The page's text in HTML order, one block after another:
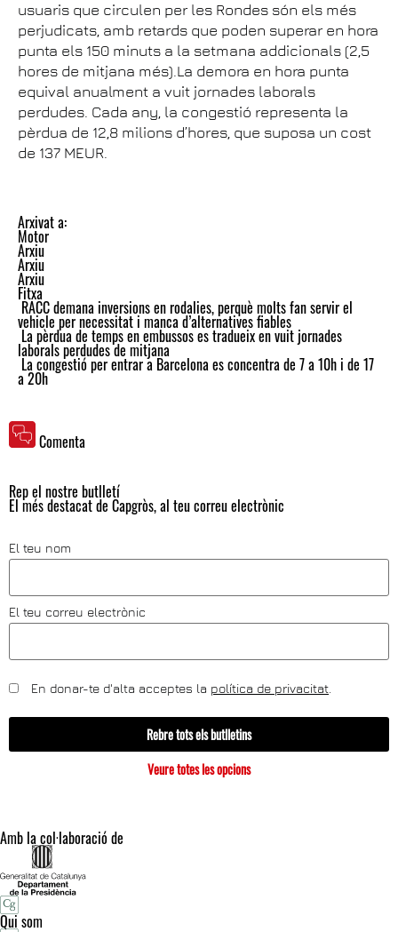
Fitxa
RACC demana inversions en rodalies, perquè molts fan servir el
vehicle per necessitat i manca d’alternatives fiables
La pèrdua de temps en embussos es tradueix en vuit jornades
laborals perdudes de mitjana
La congestió per entrar a Barcelona es concentra de 7 a 10h i de 17
a 20h
usuaris que circulen per les Rondes són els més
perjudicats, amb retards que poden superar en hora
punta els 150 minuts a la setmana addicionals (2,5
hores de mitjana més).La demora en hora punta
equival anualment a vuit jornades laborals
perdudes. Cada any, la congestió representa la
pèrdua de 12,8 milions d’hores, que suposa un cost
de 137 MEUR.
Arxivat a:
Motor
Arxiu
Arxiu
Arxiu
Comenta
Rep el nostre butlletí
El més destacat de Capgròs, al teu correu electrònic
El teu nom
El teu correu electrònic
En donar-te d'alta acceptes la política de privacitat
Rebre tots els butlletins
Veure totes les opcions
Amb la col·laboració de
Qui som